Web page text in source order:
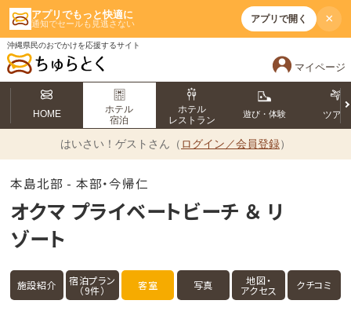
アプリでもっと快適に
通知でセールも見逃さない アプリで開く ×
沖縄県民のおでかけを応援するサイト
マイページ
HOME
ホテル
宿泊
ホテル
レストラン
遊び・体験 ツアー
はいさい！ ゲストさん（ ログイン／会員登録）
本島北部 - 本部・今帰仁
オクマ プライベートビーチ ＆ リ
ゾート
施設紹介 宿泊プラン
（9件） 客室 写真 地図・
アクセス クチコミ